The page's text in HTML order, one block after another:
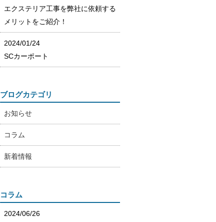
エクステリア工事を弊社に依頼する
メリットをご紹介！
2024/01/24
SCカーポート
ブログカテゴリ
お知らせ
コラム
新着情報
コラム
2024/06/26